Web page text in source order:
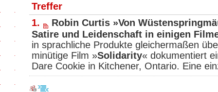
Treffer
1.
Robin Curtis »Von
Satire und Leidenschaft in einigen
in sprachliche Produkte gleichermaßen
minütige Film »Solidarity« dokumentiert
Dare Cookie in Kitchener, Ontario. Eine